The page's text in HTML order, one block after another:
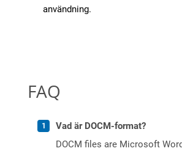
användning.
FAQ
Vad är DOCM-format?
DOCM files are Microsoft